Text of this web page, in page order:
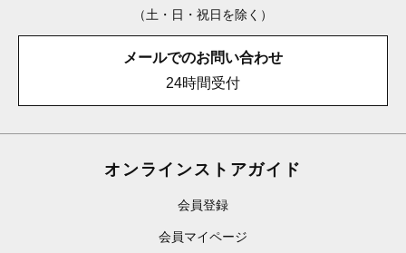
（土・日・祝日を除く）
メールでのお問い合わせ
24時間受付
オンラインストアガイド
会員登録
会員マイページ